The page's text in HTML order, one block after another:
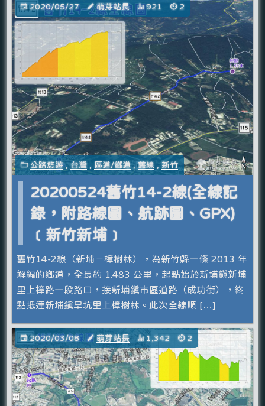
2020/05/27 萌芽站長 921 2
公路悠遊,台灣 , 區道/鄉道,舊線 ,新竹
20200524舊竹14-2線(全線記
錄，附路線圖、航跡圖、GPX)
﹝新竹新埔﹞
舊竹14-2線（新埔－樟樹林），為新竹縣一條 2013 年
解編的鄉道，全長約 1.483 公里，起點始於新埔鎮新埔
里上樟路一段路口，接新埔鎮市區道路（成功街），終
點抵達新埔鎮旱坑里上樟樹林。此次全線順 […]
2020/03/08 萌芽站長 1,342 2